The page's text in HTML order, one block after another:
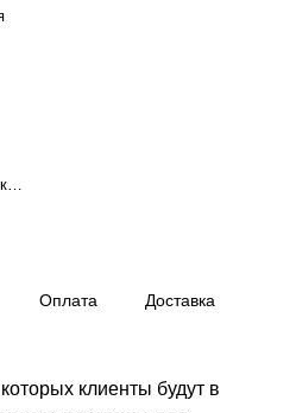
Оплата Доставка
клиенты будут в